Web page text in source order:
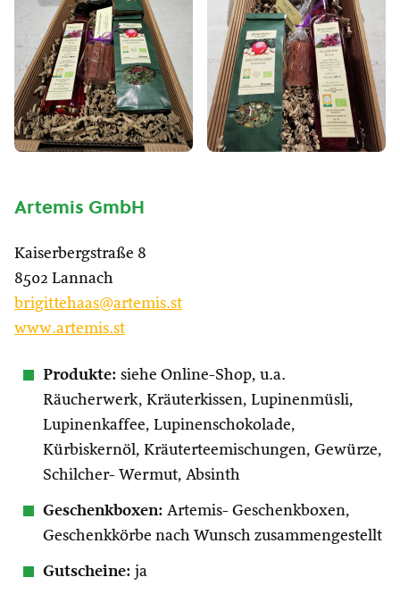
Artemis GmbH
Kaiserbergstraße 8
8502 Lannach
brigittehaas@artemis.st
www.artemis.st
Produkte: siehe Online-Shop, u.a.
Räucherwerk, Kräuterkissen, Lupinenmüsli,
Lupinenkaffee, Lupinenschokolade,
Kürbiskernöl, Kräuterteemischungen, Gewürze,
Schilcher- Wermut, Absinth
Geschenkboxen: Artemis- Geschenkboxen,
Geschenkkörbe nach Wunsch zusammengestellt
Gutscheine: ja